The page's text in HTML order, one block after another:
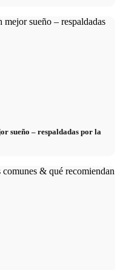
sueño – respaldadas por la